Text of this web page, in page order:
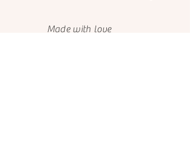
Made with love